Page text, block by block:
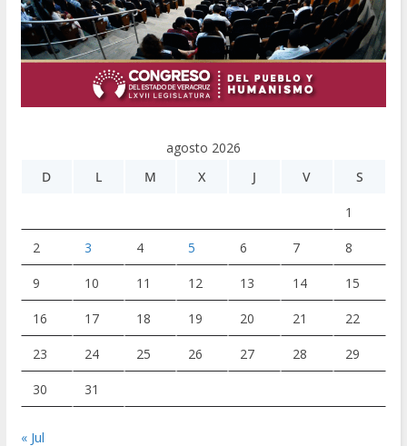
agosto 2026
D
L M X J V S
1
2 3 4 5 6 7 8
9 10 11 12 13 14 15
16 17 18 19 20 21 22
23 24 25 26 27 28 29
30 31
« Jul